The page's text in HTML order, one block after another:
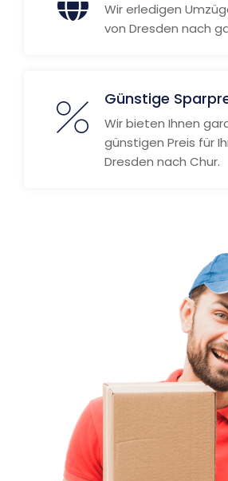
Wir erledigen
von Dresden nach
Günstige
Wir bieten Ihnen
günstigen Preis für
Dresden nach Chur.